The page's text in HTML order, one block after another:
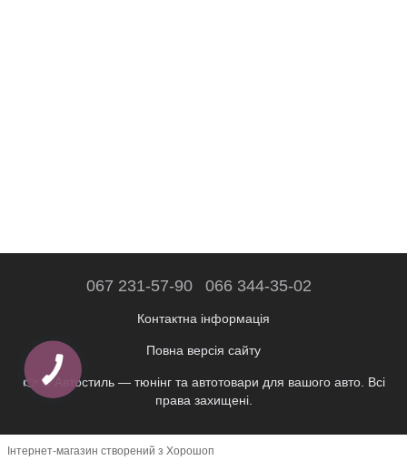
067 231-57-90 066 344-35-02
Контактна інформація
Повна версія сайту
👉 © Автостиль — тюнінг та автотовари для вашого авто. Всі
права захищені.
Інтернет-магазин створений з Хорошоп